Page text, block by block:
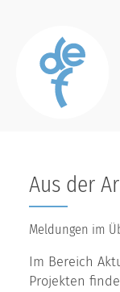
Aus der
Meldungen im
Im Bereich
Projekten